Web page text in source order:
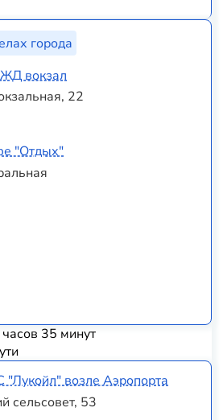
города
вокзал
22
"Отдых"
35 минут
возле Аэропорта
сельсовет, 53